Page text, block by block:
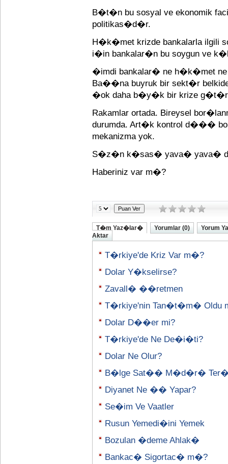
B�t�n bu sosyal ve ekonomik
politikas�d�r.
H�k�met krizde bankalarla ilgili
i�in bankalar�n bu soygun ve
�imdi bankalar� ne h�k�met ne
Ba��na buyruk bir sekt�r
�ok daha b�y�k bir krize
Rakamlar ortada. Bireysel
durumda. Art�k kontrol d���
mekanizma yok.
S�z�n k�sas� yava� yava�
Haberiniz var m�?
T�m Yaz�lar� Yorumlar (0)
Yorum
Aktar
T�rkiye'de Kriz Var m�?
Dolar Y�kselirse?
Zavall� ��retmen
T�rkiye'nin Tan�t�m� Oldu
Dolar D��er mi?
T�rkiye'de Ne De�i�ti?
Dolar Ne Olur?
B�lge Sat�� M�d�r�
Diyanet Ne �� Yapar?
Se�im Ve Vaatler
Rusun Yemedi�ini Yemek
Bozulan �deme Ahlak�
Bankac� Sigortac� m�?